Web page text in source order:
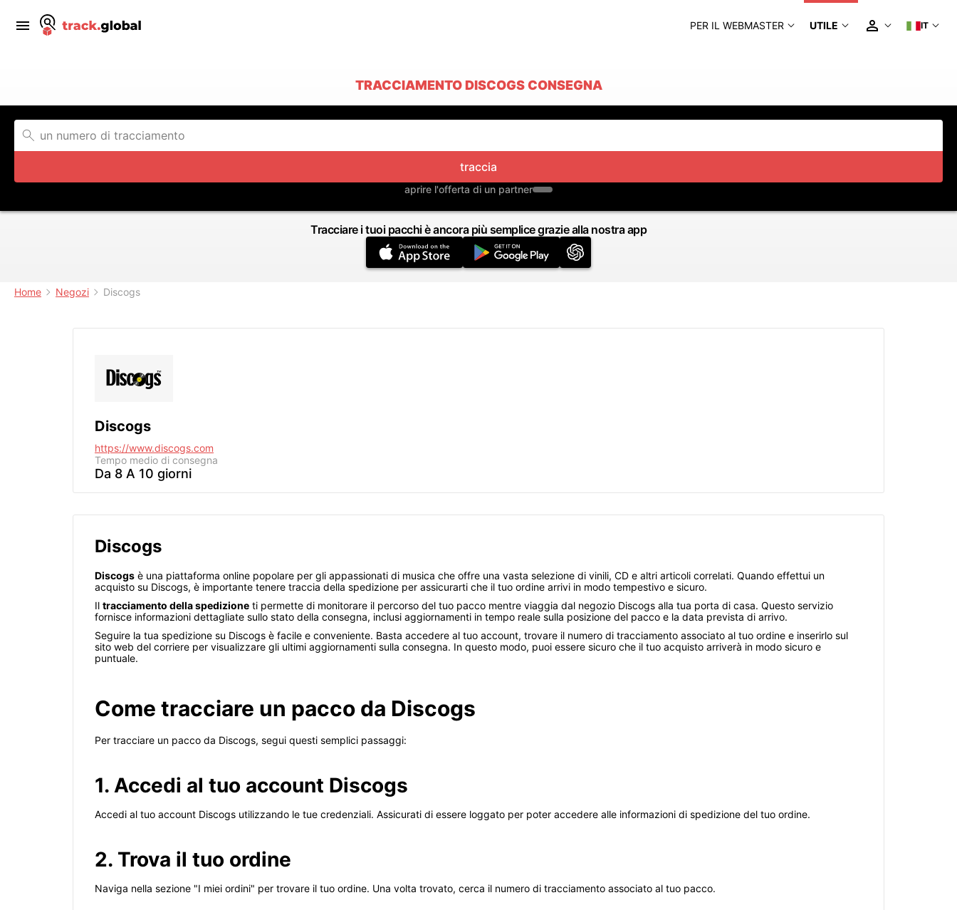
PER IL WEBMASTER UTILE IT
TRACCIAMENTO DISCOGS CONSEGNA
traccia
aprire l'offerta di un partner
Tracciare i tuoi pacchi è ancora più semplice grazie alla nostra app
Home Negozi Discogs
Discogs
https://www.discogs.com
Tempo medio di consegna
Da 8 A 10 giorni
Discogs
Discogs è una piattaforma online popolare per gli appassionati di musica che offre una vasta selezione di vinili, CD e altri articoli correlati. Quando effettui un
acquisto su Discogs, è importante tenere traccia della spedizione per assicurarti che il tuo ordine arrivi in ​​modo tempestivo e sicuro.
Il tracciamento della spedizione ti permette di monitorare il percorso del tuo pacco mentre viaggia dal negozio Discogs alla tua porta di casa. Questo servizio
fornisce informazioni dettagliate sullo stato della consegna, inclusi aggiornamenti in tempo reale sulla posizione del pacco e la data prevista di arrivo.
Seguire la tua spedizione su Discogs è facile e conveniente. Basta accedere al tuo account, trovare il numero di tracciamento associato al tuo ordine e inserirlo sul
sito web del corriere per visualizzare gli ultimi aggiornamenti sulla consegna. In questo modo, puoi essere sicuro che il tuo acquisto arriverà in modo sicuro e
puntuale.
Come tracciare un pacco da Discogs
Per tracciare un pacco da Discogs, segui questi semplici passaggi:
1. Accedi al tuo account Discogs
Accedi al tuo account Discogs utilizzando le tue credenziali. Assicurati di essere loggato per poter accedere alle informazioni di spedizione del tuo ordine.
2. Trova il tuo ordine
Naviga nella sezione "I miei ordini" per trovare il tuo ordine. Una volta trovato, cerca il numero di tracciamento associato al tuo pacco.